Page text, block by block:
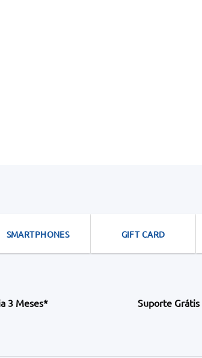
SMARTPHONES GIFT CARD
3 Meses* Suporte Grátis